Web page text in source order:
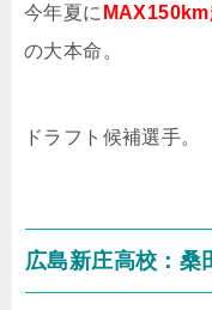
今年夏に MAX150km
の大本命。
ドラフト候補選手。
広島新庄高校：